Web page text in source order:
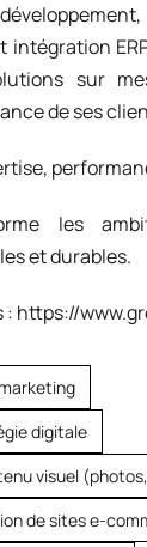
sur
de ses
les
et durables.​
: https://
digitale
visuel
de sites e-